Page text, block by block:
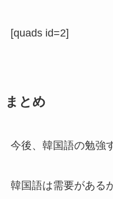
[quads id=2]
まとめ
今後、韓国語の勉強
韓国語は需要がある